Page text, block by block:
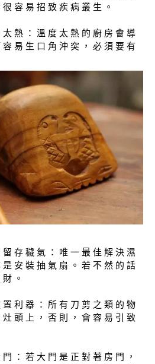
容 易 招 致 疾 病 叢 生 。
太 熱 ： 溫 度 太 熱 的 廚 房 會 導
易 生 口 角 沖 突 ， 必 須 要 有
留 存 穢 氣 ： 唯 一 最 佳 解 決 濕
安 裝 抽 氣 扇 。 若 不 然 的 話
。
置 利 器 ： 所 有 刀 剪 之 類 的 物
頭 上 ， 否 則 ， 會 容 易 引 致
門 ： 若 大 門 是 正 對 著 房 門 ，